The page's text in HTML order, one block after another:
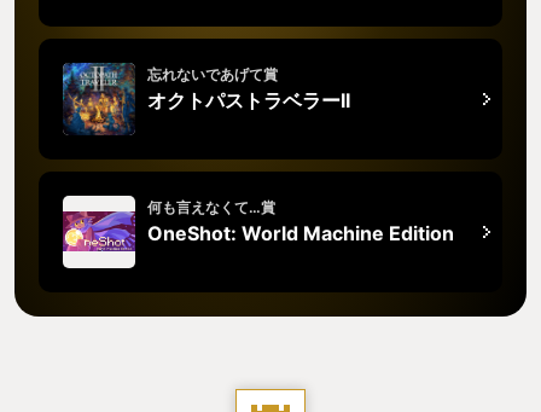
忘れないであげて賞
オクトパストラベラーII
何も言えなくて…賞
OneShot: World Machine Edition